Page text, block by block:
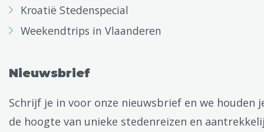
Kroatië Stedenspecial
Weekendtrips in Vlaanderen
Nieuwsbrief
Schrijf je in voor onze nieuwsbrief en we houden
de hoogte van unieke stedenreizen en